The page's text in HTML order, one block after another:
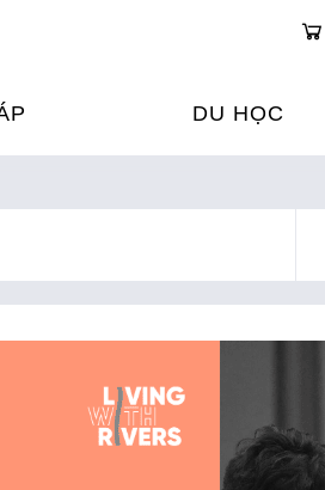
TẠI
DU HỌC